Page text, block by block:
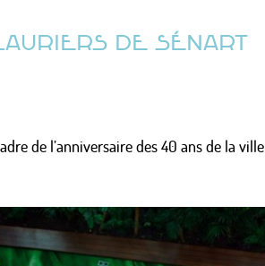
DE SÉNART
de l’anniversaire des 40 ans de la ville